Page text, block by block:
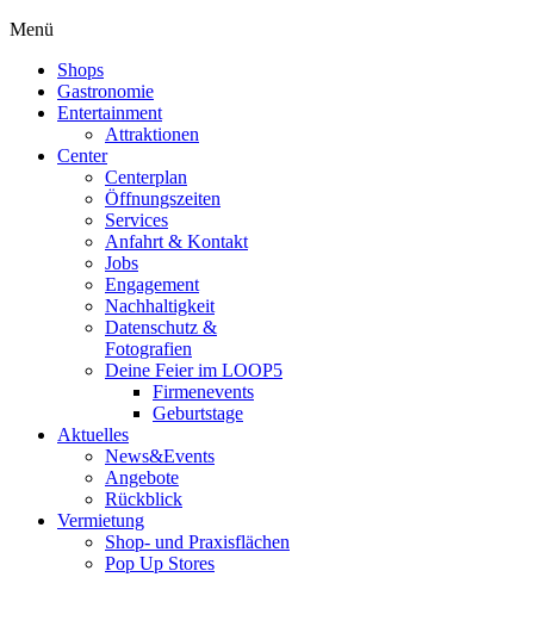
Menü
Shops
Gastronomie
Entertainment
Attraktionen
Center
Centerplan
Öffnungszeiten
Services
Anfahrt & Kontakt
Jobs
Engagement
Nachhaltigkeit
Datenschutz &
Fotografien
Deine Feier im LOOP5
Firmenevents
Geburtstage
Aktuelles
News&Events
Angebote
Rückblick
Vermietung
Shop- und Praxisflächen
Pop Up Stores